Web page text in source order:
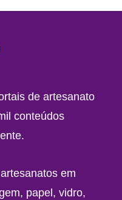
de artesanato
conteúdos
em
papel, vidro,